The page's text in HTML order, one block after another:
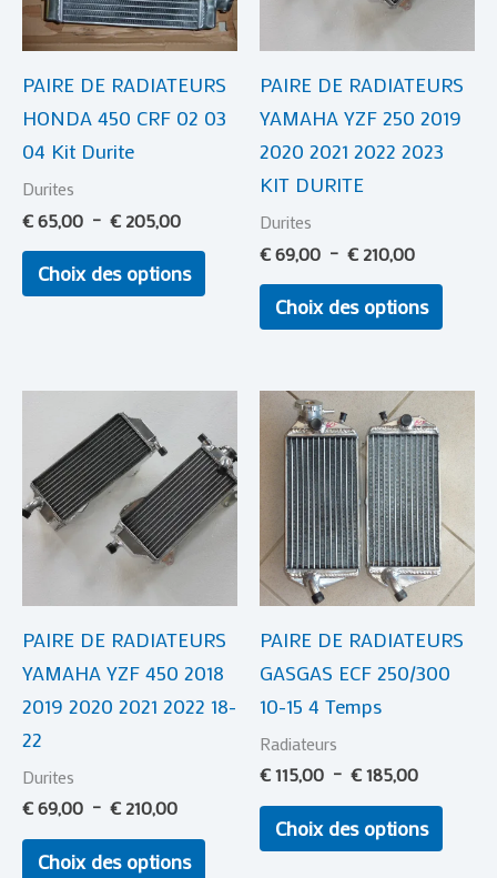
PAIRE DE RADIATEURS
HONDA 450 CRF 02 03
04 Kit Durite
Durites
€65,00 – € 205,00
Choix des options
Les
options
peuvent
être
choisies
page
PAIRE DE RADIATEURS
YAMAHA YZF 250 2019
2020 2021 2022 2023
KIT DURITE
Durites
€69,00 – € 210,00
Choix des options
être
du
PAIRE DE RADIATEURS
YAMAHA YZF 450 2018
2019 2020 2021 2022 18-
22
Durites
€69,00 – € 210,00
prix :
€ 69,00
à
€ 210,00
Choix des options
produit
a
plusieurs
variations.
options
peuvent
être
choisies
du
PAIRE DE RADIATEURS
GASGAS ECF 250/300
10-15 4 Temps
Radiateurs
€115,00 – €185,00
de
prix :
€ 115,00
à
€ 185,00
Choix des options
Les
être
page